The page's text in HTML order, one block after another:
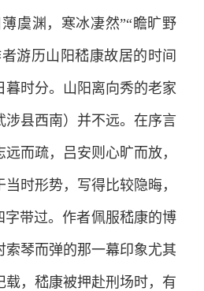
虞渊，寒冰凄然”“瞻旷野
游历山阳嵇康故居的时间
暮时分。山阳离向秀的老家
涉县西南）并不远。在序言
而疏，吕安则心旷而放，
时形势，写得比较隐晦，
字带过。作者佩服嵇康的博
索琴而弹的那一幕印象尤其
载，嵇康被押赴刑场时，有